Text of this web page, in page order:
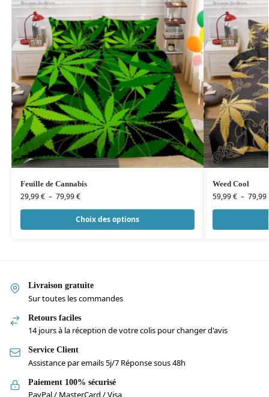
Feuille de Cannabis
29,99€ – 79,99€
Choix des options
Weed Cool
59,99€ – 79,99
Livraison gratuite
Sur toutes les commandes
Retours faciles
14 jours à la réception de votre colis pour changer d'avis
Service Client
Assistance par emails 5j/7 Réponse sous 48h
Paiement 100% sécurisé
PayPal / MasterCard / Visa